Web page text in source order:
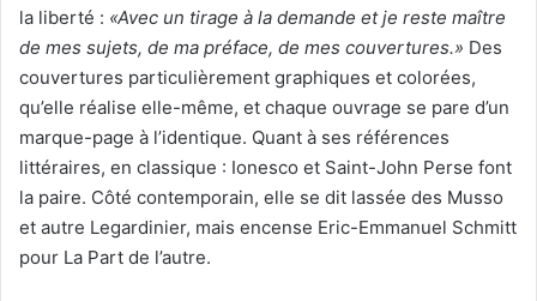
la liberté : «Avec un tirage à la demande et je reste maître
de mes sujets, de ma préface, de mes couvertures.» Des
couvertures particulièrement graphiques et colorées,
qu’elle réalise elle-même, et chaque ouvrage se pare d’un
marque-page à l’identique. Quant à ses références
littéraires, en classique : Ionesco et Saint-John Perse font
la paire. Côté contemporain, elle se dit lassée des Musso
et autre Legardinier, mais encense Eric-Emmanuel Schmitt
pour La Part de l’autre.